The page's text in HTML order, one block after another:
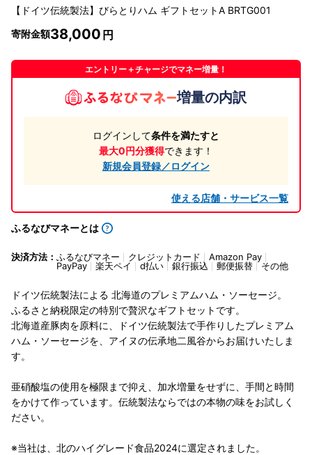
【ドイツ伝統製法】びらとりハム ギフトセットA BRTG001
寄附金額38,000
エントリー＋チャージでマネー増量！
増量の内訳
ログインして条件を満たすと
最大0円分獲得できます！
新規会員登録／ログイン
使える店舗・サービス一覧
ふるなびマネーとは
決済方法： ふるなびマネー クレジットカード
Amazon Pay
PayPay
楽天ペイ d払い 銀行振込 郵便振替 その他
ドイツ伝統製法による 北海道のプレミアムハム・ソーセージ。
ふるさと納税限定の特別で贅沢なギフトセットです。
北海道産豚肉を原料に、ドイツ伝統製法で手作りしたプレミアム
ハム・ソーセージを、アイヌの伝承地二風谷からお届けいたしま
す。
亜硝酸塩の使用を極限まで抑え、加水増量をせずに、手間と時間
をかけて作っています。伝統製法ならではの本物の味をお試しく
ださい。
※当社は、北のハイグレード食品2024に選定されました。